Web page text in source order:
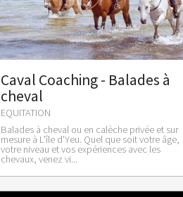
Caval Coaching - Balades à
cheval
EQUITATION
Balades à cheval ou en calèche privée et sur
mesure à L'île d'Yeu. Quel que soit votre âge,
votre niveau et vos expériences avec les
chevaux, venez vi...